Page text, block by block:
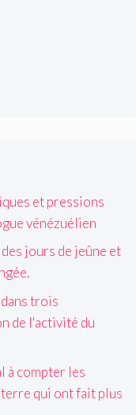
et pressions
vénézuélien
jours de jeûne et
trois
de l'activité du
à compter les
qui ont fait plus